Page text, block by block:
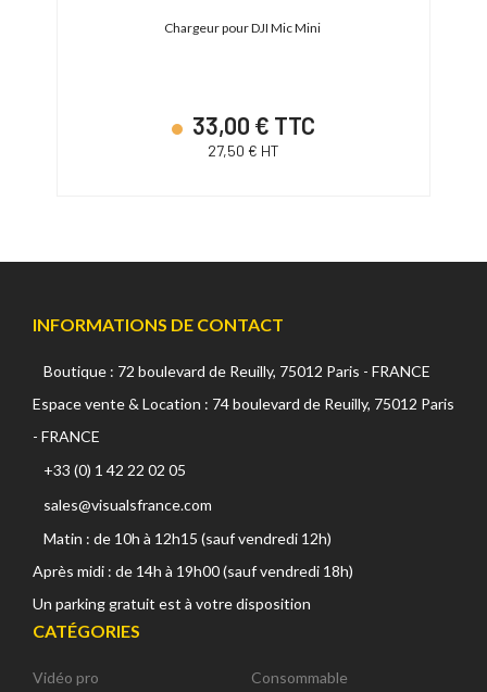
Chargeur pour DJI Mic Mini
33,00 € TTC
27,50 € HT
INFORMATIONS DE CONTACT
Boutique : 72 boulevard de Reuilly, 75012 Paris - FRANCE
Espace vente & Location : 74 boulevard de Reuilly, 75012 Paris
- FRANCE
+33 (0) 1 42 22 02 05
sales@visualsfrance.com
Matin : de 10h à 12h15 (sauf vendredi 12h)
Après midi : de 14h à 19h00 (sauf vendredi 18h)
Un parking gratuit est à votre disposition
CATÉGORIES
Vidéo pro Consommable